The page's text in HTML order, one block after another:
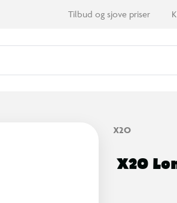
Tilbud og sjove priser
X2O
X2O